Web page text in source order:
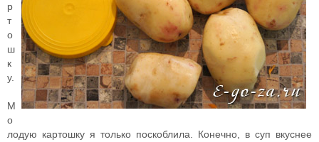
р
т
о
ш
к
у.
М
о
лодую картошку я только поскоблила. Конечно, в суп вкуснее